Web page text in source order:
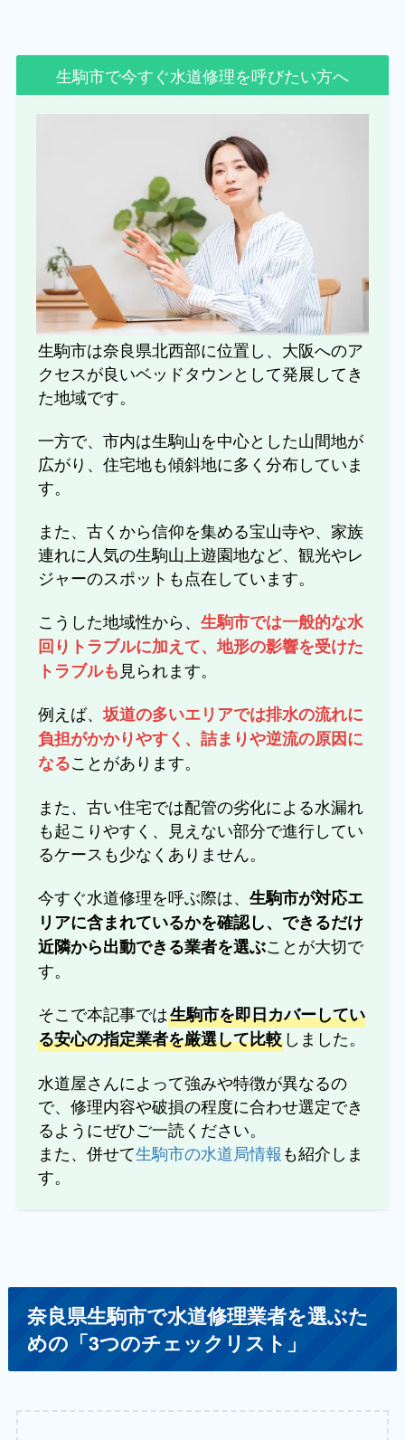
生駒市で今すぐ水道修理を呼びたい方へ
生駒市は奈良県北西部に位置し、大阪へのア
クセスが良いベッドタウンとして発展してき
た地域です。
一方で、市内は生駒山を中心とした山間地が
広がり、住宅地も傾斜地に多く分布していま
す。
また、古くから信仰を集める宝山寺や、家族
連れに人気の生駒山上遊園地など、観光やレ
ジャーのスポットも点在しています。
こうした地域性から、生駒市では一般的な水
回りトラブルに加えて、地形の影響を受けた
トラブルも見られます。
例えば、坂道の多いエリアでは排水の流れに
負担がかかりやすく、詰まりや逆流の原因に
なることがあります。
また、古い住宅では配管の劣化による水漏れ
も起こりやすく、見えない部分で進行してい
るケースも少なくありません。
今すぐ水道修理を呼ぶ際は、生駒市が対応エ
リアに含まれているかを確認し、できるだけ
近隣から出動できる業者を選ぶことが大切で
す。
そこで本記事では生駒市を即日カバーしてい
る安心の指定業者を厳選して比較 しました。
水道屋さんによって強みや特徴が異なるの
で、修理内容や破損の程度に合わせ選定でき
るようにぜひご一読ください。
また、併せて生駒市の水道局情報も紹介しま
す。
奈良県生駒市で水道修理業者を選ぶた
めの「3つのチェックリスト」